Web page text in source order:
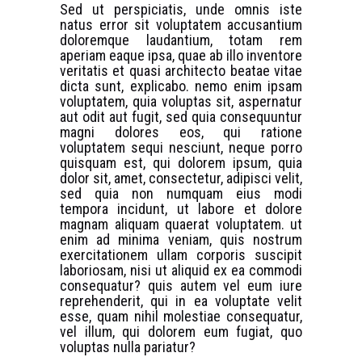
Sed ut perspiciatis, unde omnis iste
natus error sit voluptatem accusantium
doloremque laudantium, totam rem
aperiam eaque ipsa, quae ab illo inventore
veritatis et quasi architecto beatae vitae
dicta sunt, explicabo. nemo enim ipsam
voluptatem, quia voluptas sit, aspernatur
aut odit aut fugit, sed quia consequuntur
magni dolores eos, qui ratione
voluptatem sequi nesciunt, neque porro
quisquam est, qui dolorem ipsum, quia
dolor sit, amet, consectetur, adipisci velit,
sed quia non numquam eius modi
tempora incidunt, ut labore et dolore
magnam aliquam quaerat voluptatem. ut
enim ad minima veniam, quis nostrum
exercitationem ullam corporis suscipit
laboriosam, nisi ut aliquid ex ea commodi
consequatur? quis autem vel eum iure
reprehenderit, qui in ea voluptate velit
esse, quam nihil molestiae consequatur,
vel illum, qui dolorem eum fugiat, quo
voluptas nulla pariatur?